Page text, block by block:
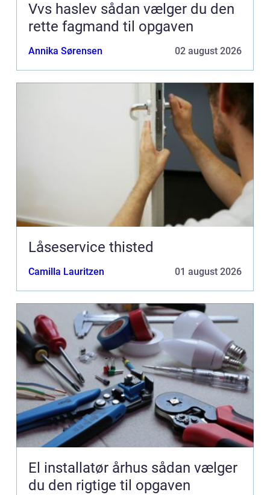
Vvs haslev sådan vælger du den
rette fagmand til opgaven
Annika Sørensen 02 august 2026
Låseservice thisted
Camilla Lauritzen 01 august 2026
El installatør århus sådan vælger
du den rigtige til opgaven